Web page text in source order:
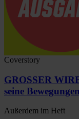
Coverstory
GROSSER
seine
Außerdem im Heft